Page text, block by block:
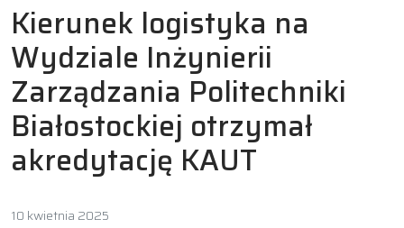
Kierunek logistyka na
Wydziale Inżynierii
Zarządzania Politechniki
Białostockiej otrzymał
akredytację KAUT
10 kwietnia 2025